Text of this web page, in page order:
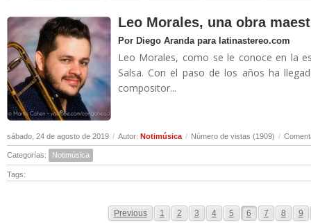
Leo Morales, una obra
Por Diego Aranda para latinastereo.com
Leo Morales, como se le conoce en la
Salsa. Con el paso de los años ha
compositor...
sábado, 24 de agosto de 2019 / Autor: Notimúsica / Número de vistas (1909) /
Categorías: Notimúsica
Tags:
Previous 1 2 3 4 5 6 7 8 9